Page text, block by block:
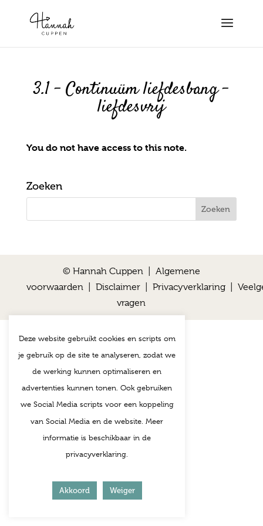
3.1 – Continuüm liefdesbang –
liefdesvrij
You do not have access to this note.
Zoeken
© Hannah Cuppen | Algemene
voorwaarden| Disclaimer| Privacyverklaring|
vragen
Deze website gebruikt cookies en scripts om
je gebruik op de site te analyseren, zodat we
de werking kunnen optimaliseren en
advertenties kunnen tonen. Ook gebruiken
we Social Media scripts voor een koppeling
van Social Media en de website. Meer
informatie is beschikbaar in de
privacyverklaring.
Akkoord Weiger